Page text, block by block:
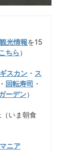
観光情報を15
ちら）
スカン ・ ス
・ 回転寿司 ・
ーデン）
いま朝食
ニア